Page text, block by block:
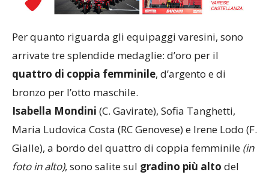
Per quanto riguarda gli equipaggi varesini, sono
arrivate tre splendide medaglie: d’oro per il
quattro di coppia femminile, d’argento e di
bronzo per l’otto maschile.
Isabella Mondini (C. Gavirate), Sofia Tanghetti,
Maria Ludovica Costa (RC Genovese) e Irene Lodo (F.
Gialle), a bordo del quattro di coppia femminile (in
foto in alto), sono salite sul gradino più alto del